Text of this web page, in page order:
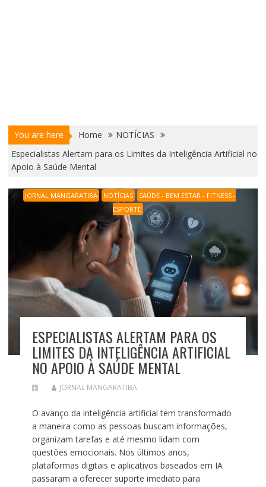
You are here Home
NOTÍCIAS
Especialistas Alertam para os Limites da Inteligência Artificial no
Apoio à Saúde Mental
JORNAL MANGARATIBA NOTÍCIAS
SAÚDE - BEM ESTAR - FITNESS -
ESPORTE
ESPECIALISTAS ALERTAM PARA OS
LIMITES DA INTELIGÊNCIA ARTIFICIAL
NO APOIO À SAÚDE MENTAL
JORNAL MANGARATIBA
O avanço da inteligência artificial tem transformado
a maneira como as pessoas buscam informações,
organizam tarefas e até mesmo lidam com
questões emocionais. Nos últimos anos,
plataformas digitais e aplicativos baseados em IA
passaram a oferecer suporte imediato para